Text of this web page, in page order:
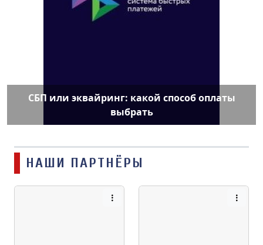
СБП или эквайринг: какой способ оплаты
выбрать
НАШИ ПАРТНЁРЫ